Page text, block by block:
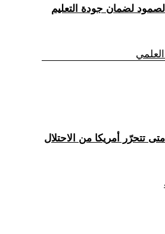
لضمان جودة التعليم
العلمي
تتحرّر أمريكا من الاحتلال